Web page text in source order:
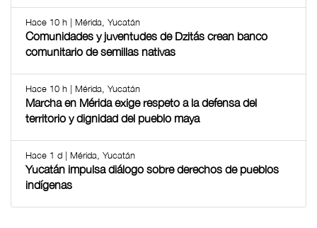
Hace 10 h | Mérida, Yucatán
Comunidades y juventudes de Dzitás crean banco
comunitario de semillas nativas
Hace 10 h | Mérida, Yucatán
Marcha en Mérida exige respeto a la defensa del
territorio y dignidad del pueblo maya
Hace 1 d | Mérida, Yucatán
Yucatán impulsa diálogo sobre derechos de pueblos
indígenas